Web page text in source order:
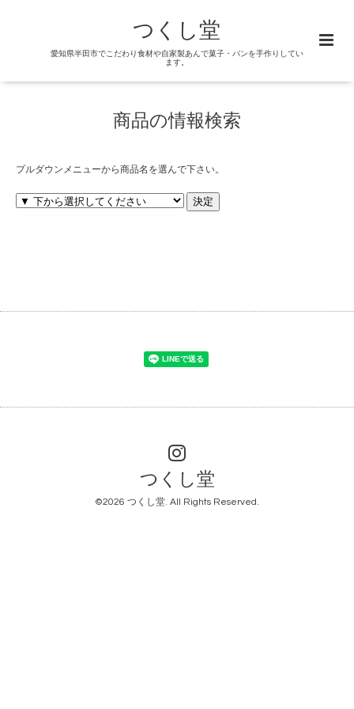
つくし堂
愛知県半田市でこだわり食材や自家製あんで菓子・パンを手作りしてい
ます。
商品の情報検索
プルダウンメニューから商品名を選んで下さい。
つくし堂
©2026 つくし堂. All Rights Reserved.